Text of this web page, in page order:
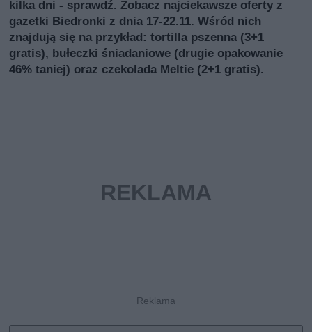
kilka dni - sprawdź. Zobacz najciekawsze oferty z
gazetki Biedronki z dnia 17-22.11. Wśród nich
znajdują się na przykład: tortilla pszenna (3+1
gratis), bułeczki śniadaniowe (drugie opakowanie
46% taniej) oraz czekolada Meltie (2+1 gratis).